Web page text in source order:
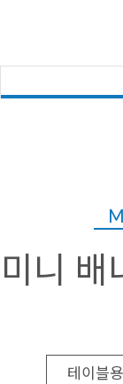
미니 배
테이블용